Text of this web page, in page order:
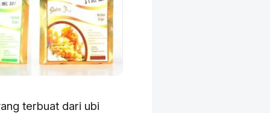
terbuat dari ubi